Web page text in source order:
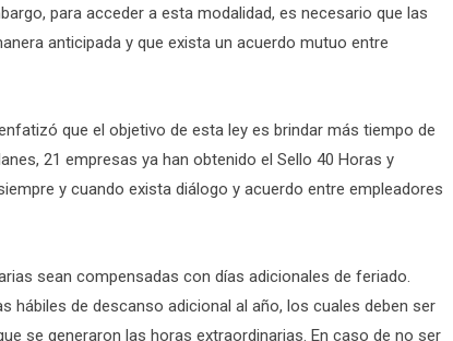
para acceder a esta modalidad, es necesario que las
anticipada y que exista un acuerdo mutuo entre
que el objetivo de esta ley es brindar más tiempo de
21 empresas ya han obtenido el Sello 40 Horas y
y cuando exista diálogo y acuerdo entre empleadores
sean compensadas con días adicionales de feriado.
hábiles de descanso adicional al año, los cuales deben ser
se generaron las horas extraordinarias. En caso de no ser